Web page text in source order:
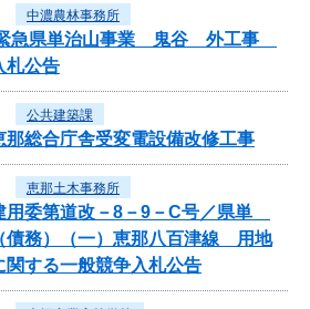
中濃農林事務所
緊急県単治山事業 鬼谷 外工事
札公告
公共建築課
那総合庁舎受変電設備改修工事
恵那土木事務所
用委第道改－8－9－C号／県単
債務）（一）恵那八百津線 用地
する一般競争入札公告